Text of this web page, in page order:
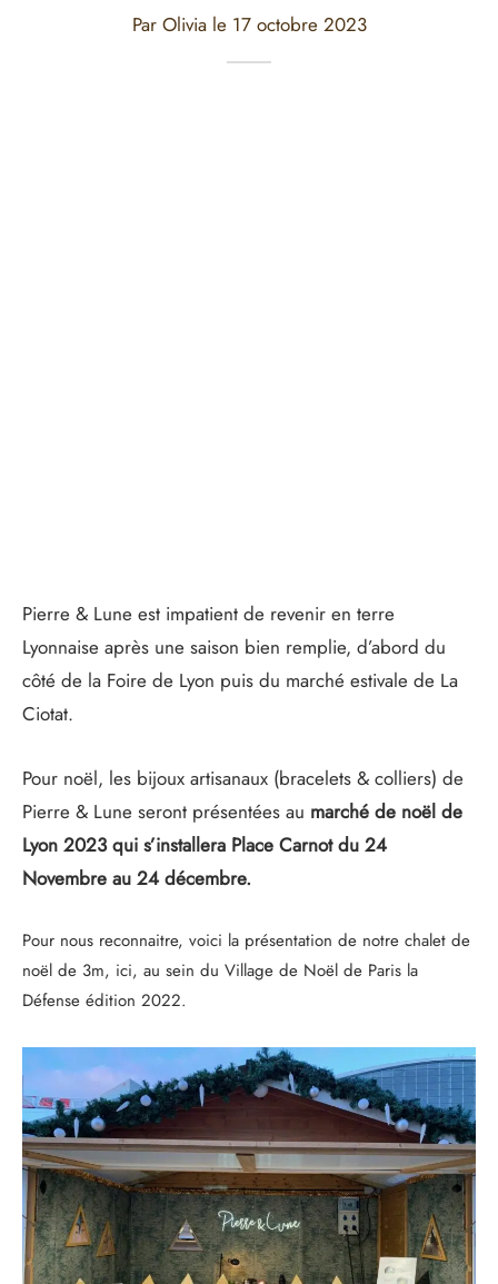
Par Olivia le 17 octobre 2023
Pierre & Lune est impatient de revenir en terre
Lyonnaise après une saison bien remplie, d’abord du
côté de la Foire de Lyon puis du marché estivale de La
Ciotat.
Pour noël, les bijoux artisanaux (bracelets & colliers) de
Pierre & Lune seront présentées au marché de noël de
Lyon 2023 qui s’installera Place Carnot du 24
Novembre au 24 décembre.
Pour nous reconnaitre, voici la présentation de notre chalet de
noël de 3m, ici, au sein du Village de Noël de Paris la
Défense édition 2022.